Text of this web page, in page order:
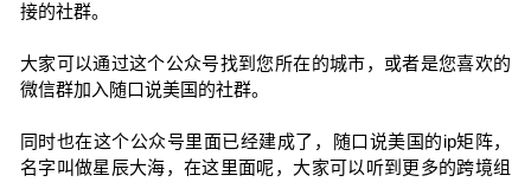
接的社群。
大家可以通过这个公众号找到您所在的城市，或者是您喜欢的
微信群加入随口说美国的社群。
同时也在这个公众号里面已经建成了，随口说美国的ip矩阵，
名字叫做星辰大海，在这里面呢，大家可以听到更多的跨境组